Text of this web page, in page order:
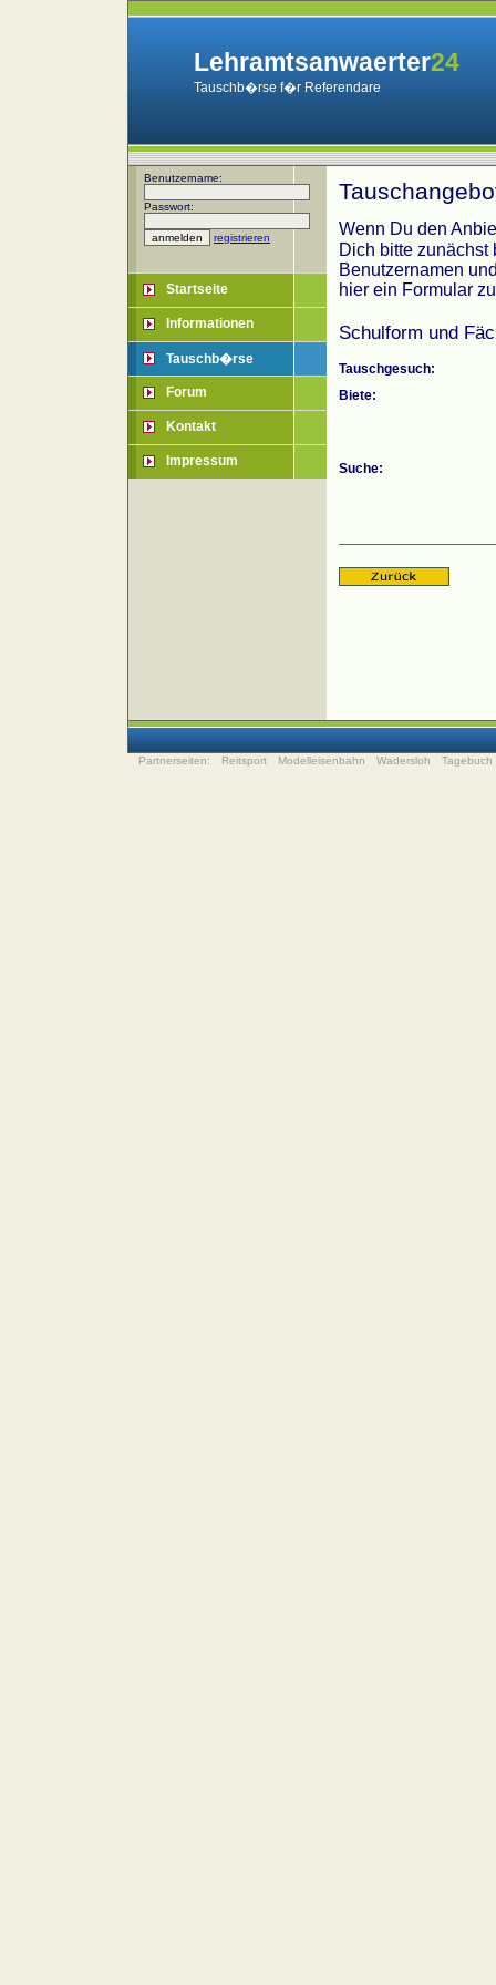
Lehramtsanwaerter24
Tauschb�rse f�r Referendare
Benutzername:
Passwort:
registrieren
Startseite
Informationen
Tauschb�rse
Forum
Kontakt
Impressum
Wenn Du den
Dich bitte zunächst
Benutzernamen
hier ein Formular
Schulform und
Tauschgesuch:
Biete:
Suche:
Partnerseiten: Reitsport Modelleisenbahn Wadersloh Tagebuch